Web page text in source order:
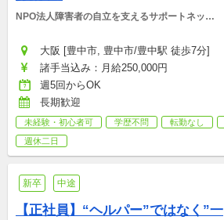
NPO法人障害者の自立を支えるサポートネット
大阪 [豊中市, 豊中市/豊中駅 徒歩7分]
諸手当込み：月給250,000円
週5回からOK
長期歓迎
未経験・初心者可 学歴不問 転勤なし
週休二日
新卒 中途
【正社員】“ヘルパー”ではなく”一